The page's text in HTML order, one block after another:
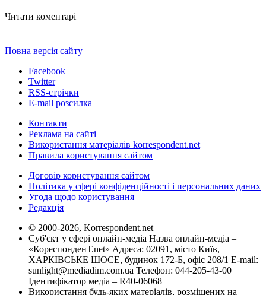
Читати коментарі
Повна версія сайту
Facebook
Twitter
RSS-стрічки
E-mail розсилка
Контакти
Реклама на сайті
Використання матеріалів korrespondent.net
Правила користування сайтом
Договір користування сайтом
Політика у сфері конфіденційності і персональних даних
Угода щодо користування
Редакція
© 2000-2026, Korrespondent.net
Суб'єкт у сфері онлайн-медіа Назва онлайн-медіа –
«КореспонденТ.net» Адреса: 02091, місто Київ,
ХАРКІВСЬКЕ ШОСЕ, будинок 172-Б, офіс 208/1 E-mail:
sunlight@mediadim.com.ua Телефон: 044-205-43-00
Ідентифікатор медіа – R40-06068
Використання будь-яких матеріалів, розміщених на